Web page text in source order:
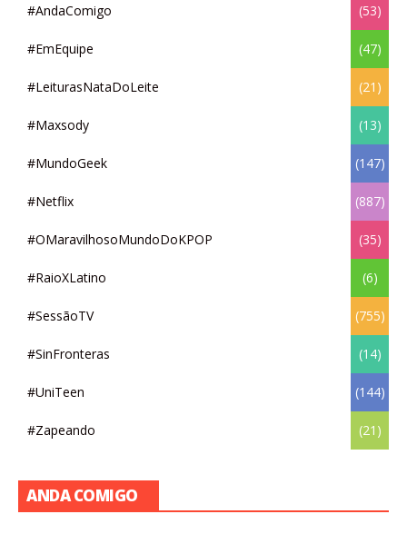
#AndaComigo (53)
#EmEquipe (47)
#LeiturasNataDoLeite (21)
#Maxsody (13)
#MundoGeek (147)
#Netflix (887)
#OMaravilhosoMundoDoKPOP (35)
#RaioXLatino (6)
#SessãoTV (755)
#SinFronteras (14)
#UniTeen (144)
#Zapeando (21)
ANDA COMIGO